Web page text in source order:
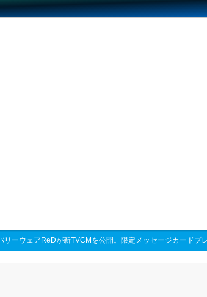
リーウェアReDが新TVCMを公開。限定メッセージカードプ